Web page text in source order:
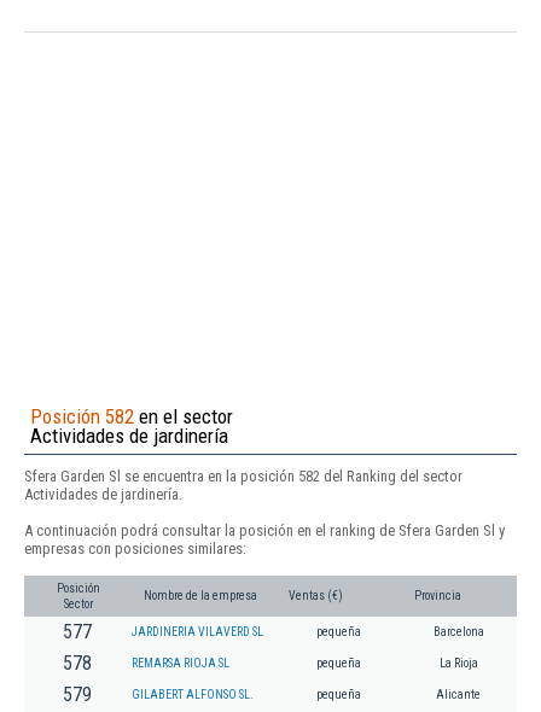
Posición 582 en el sector
Actividades de jardinería
Sfera Garden Sl se encuentra en la posición 582 del Ranking del sector
Actividades de jardinería.
A continuación podrá consultar la posición en el ranking de Sfera Garden Sl y
empresas con posiciones similares:
Posición
Sector
Nombre de la empresa Ventas (€) Provincia
577 JARDINERIA VILAVERD SL pequeña Barcelona
578 REMARSA RIOJA SL pequeña La Rioja
579 GILABERT ALFONSO SL. pequeña Alicante